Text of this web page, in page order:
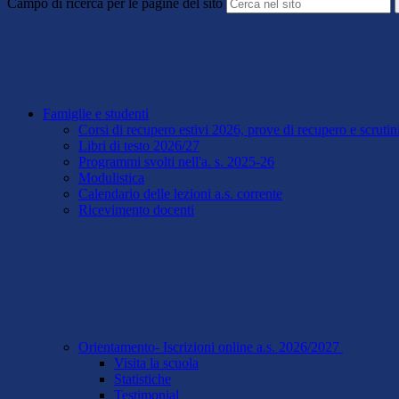
Campo di ricerca per le pagine del sito
Famiglie e studenti
Corsi di recupero estivi 2026, prove di recupero e
Libri di testo 2026/27
Programmi svolti nell'a. s. 2025-26
Modulistica
Calendario delle lezioni a.s. corrente
Ricevimento docenti
Orientamento- Iscrizioni online a.s. 2026/2027
Visita la scuola
Statistiche
Testimonial